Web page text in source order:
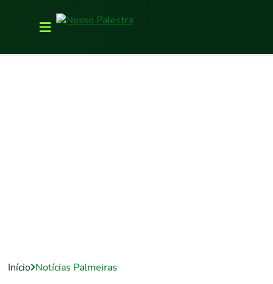
Início Notícias Palmeiras